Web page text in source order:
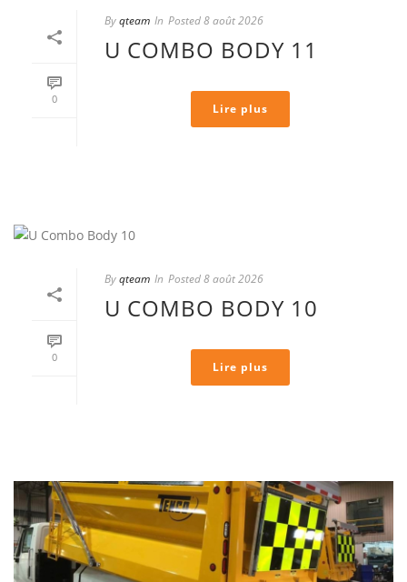
0
Byqteam In Posted8 août 2026
U COMBO BODY 11
Lire plus
0
Byqteam In Posted8 août 2026
U COMBO BODY 10
Lire plus